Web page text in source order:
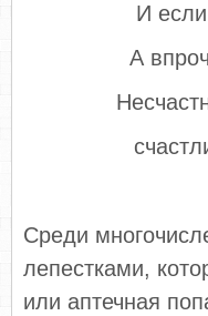
И
А
Среди
лепестками,
или аптечная